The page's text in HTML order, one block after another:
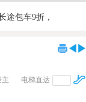
途包车9折，
电梯直达
主